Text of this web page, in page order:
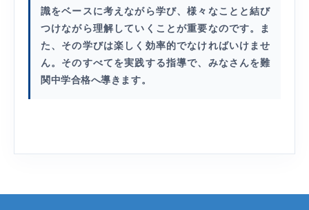
識をベースに考えながら学び、様々なことと結び
つけながら理解していくことが重要なのです。ま
た、その学びは楽しく効率的でなければいけませ
ん。そのすべてを実践する指導で、みなさんを難
関中学合格へ導きます。